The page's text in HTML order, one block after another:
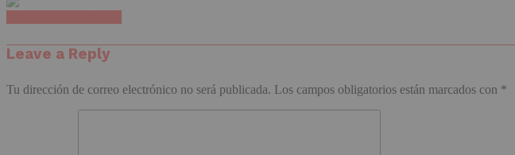
Leave a Reply
Tu dirección de correo electrónico no será publicada. Los campos obligatorios están marcados con *